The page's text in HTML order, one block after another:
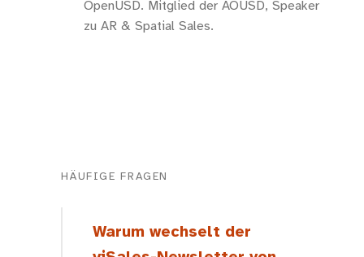
OpenUSD. Mitglied der AOUSD, Speaker
zu AR & Spatial Sales.
HÄUFIGE FRAGEN
Warum wechselt der